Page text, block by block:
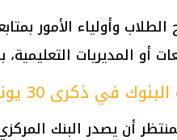
الطلاب وأولياء الأمور
أو المديريات
في ذكرى 30 يونيو
أن يصدر البنك